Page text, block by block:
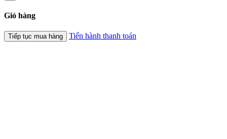
Giỏ hàng
Tiếp tục mua hàng Tiến hành thanh toán